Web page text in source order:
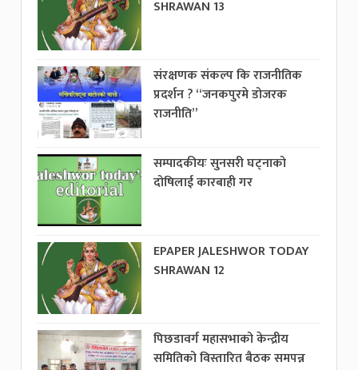
SHRAWAN 13
संरक्षणक संकल्प कि राजनीतिक
प्रदर्शन ? “जनकपुरमे डोजरक
राजनीति”
सम्पादकीयः सुनसरी घट्नाको
दोषिलाई कारबाही गर
EPAPER JALESHWOR TODAY
SHRAWAN 12
पिछडावर्ग महासभाको केन्द्रीय
समितिको विस्तारित बैठक समपन्न